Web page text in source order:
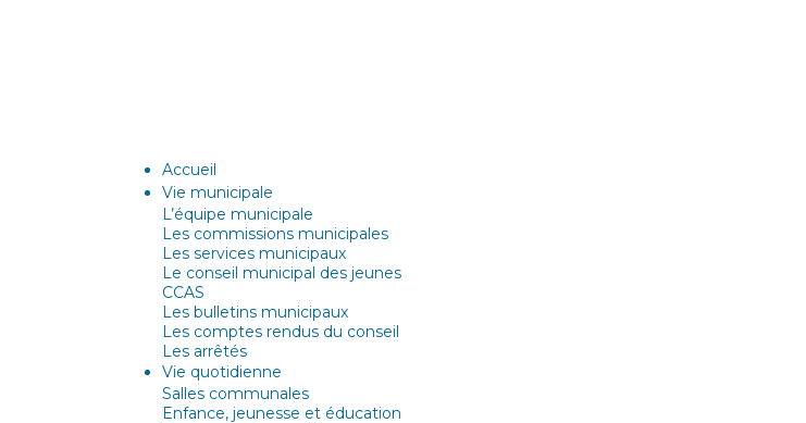
Accueil
Vie municipale
L’équipe municipale
Les commissions municipales
Les services municipaux
Le conseil municipal des jeunes
CCAS
Les bulletins municipaux
Les comptes rendus du conseil
Les arrêtés
Vie quotidienne
Salles communales
Enfance, jeunesse et éducation